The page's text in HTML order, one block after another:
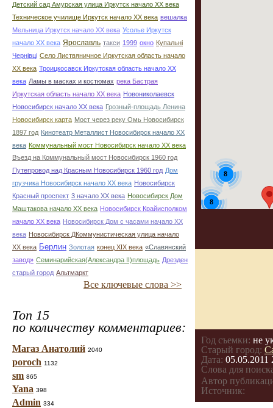
Детский сад Амурская улица Иркутск начало ХХ века
Техническое училище Иркутск начало ХХ века вешалка
Мельница Иркутск начало ХХ века Усолье Иркутск
начало ХХ века Ярославль такси 1999 окно Купальні
Чернівці Село Листвяничное Иркутская область начало
ХХ века Троицкосавск Иркутская область начало ХХ
века Ламы в масках и костюмах река Бастрая
Иркутская область начало ХХ века Новониколаевск
Новосибирск начало ХХ века Грозный-площадь Ленина
Новосибирск карта Мост через реку Омь Новосибирск
1897 год Кинотеатр Металлист Новосибирск начало ХХ
века Коммунальный мост Новосибирск начало ХХ века
Въезд на Коммунальный мост Новосибирск 1960 год
Путепровод над Красным Новосибирск 1960 год Дом
грузчика Новосибирск начало ХХ века Новосибирск
Красный проспект 3 начало ХХ века Новосибирск Дом
Маштакова начало ХХ века Новосибирск Крайисполком
начало ХХ века Новосибирск Дом с часами начало ХХ
века Новосибирск ДКоммунистическая улица начало
ХХ века Берлин Золотая конец ХІХ века «Славянский
завод» Семинарийская(Александра II)площадь Дрезден
старый город Альтмаркт
Все ключевые слова >>
Топ 15
по количеству комментариев:
Магаз Анатолий 2040
poroch 1132
sm 865
Yana 398
Admin 334
8
8
Год съемки: не
Старый город:
Дата: 05.05.2011
Слова для
Автор
Источник: